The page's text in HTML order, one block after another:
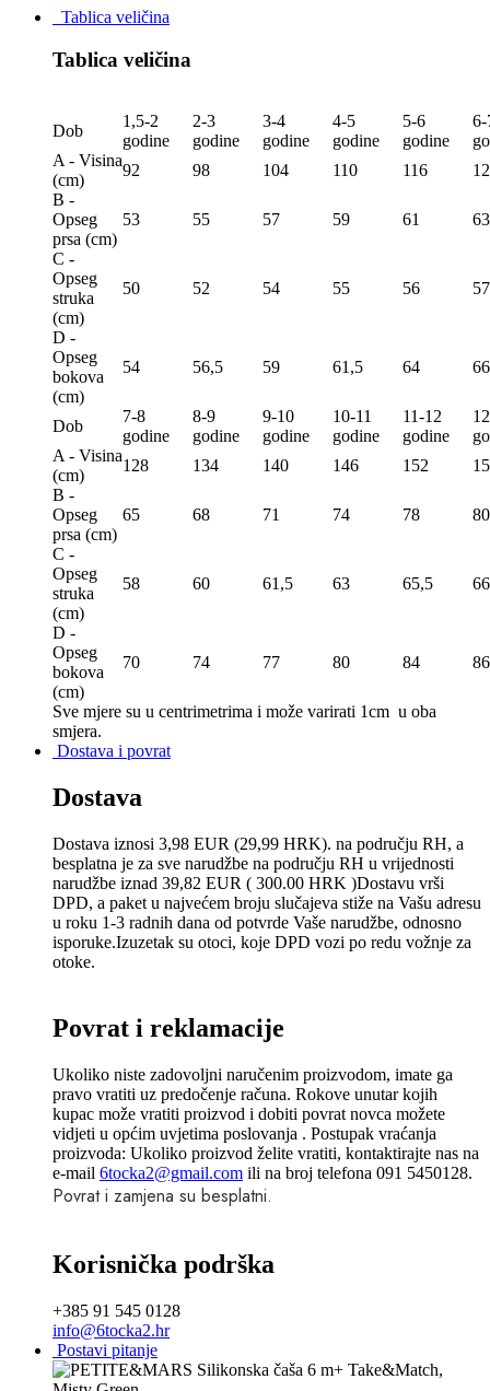
Tablica veličina
Tablica veličina
Dob
1,5-2
godine
2-3
godine
3-4
godine
4-5
godine
5-6
godine
6-
A - Visina
(сm)
92 98 104 110 116
B -
Opseg
prsa (сm)
53 55 57 59 61 63
C -
Opseg
struka
(сm)
50 52 54 55 56 57
D -
Opseg
bokova
(сm)
54 56,5 59 61,5 64 66
Dob
7-8
godine
8-9
godine
9-10
godine
10-11
godine
11-12
godine
A - Visina
(сm)
128 134 140 146 152
B -
Opseg
prsa (сm)
65 68 71 74 78 80
C -
Opseg
struka
(сm)
58 60 61,5 63 65,5
D -
Opseg
bokova
(сm)
70 74 77 80 84 86
Sve mjere su u centrimetrima i može varirati 1cm u oba
smjera.
Dostava i povrat
Dostava
Dostava iznosi 3,98 EUR (29,99 HRK). na području RH, a
besplatna je za sve narudžbe na području RH u vrijednosti
narudžbe iznad 39,82 EUR ( 300.00 HRK )Dostavu vrši
DPD, a paket u najvećem broju slučajeva stiže na Vašu adresu
u roku 1-3 radnih dana od potvrde Vaše narudžbe, odnosno
isporuke.Izuzetak su otoci, koje DPD vozi po redu vožnje za
otoke.
Povrat i reklamacije
Ukoliko niste zadovoljni naručenim proizvodom, imate ga
pravo vratiti uz predočenje računa. Rokove unutar kojih
kupac može vratiti proizvod i dobiti povrat novca možete
vidjeti u općim uvjetima poslovanja . Postupak vraćanja
proizvoda: Ukoliko proizvod želite vratiti, kontaktirajte nas na
e-mail 6tocka2@gmail.com ili na broj telefona 091 5450128.
Povrat i zamjena su besplatni.
Korisnička podrška
+385 91 545 0128
info@6tocka2.hr
Postavi pitanje